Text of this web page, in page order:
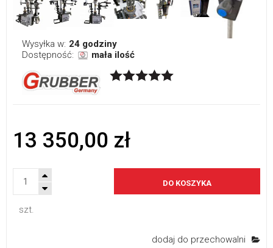
Wysyłka w: 24 godziny
Dostępność:
mała ilość
13 350,00 zł
szt.
DO KOSZYKA
dodaj do przechowalni